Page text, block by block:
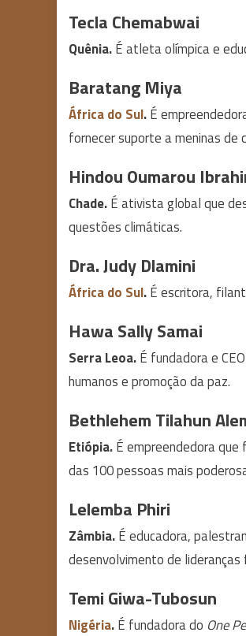
Tecla Chemabwai
Quênia.É atleta olímpica e
Baratang Miya
África do Sul.É
fornecer suporte a meninas de
Hindou Oumarou
Chade.É ativista global que
questões climáticas.
Dra. Judy Dlamini
África do Sul.É escritora,
Hawa Sally Samai
Serra Leoa.É fundadora e
humanos e promoção da paz.
Bethlehem Tilahun
Etiópia.É empreendedora que
das 100 pessoas mais
Lelemba Phiri
Zâmbia.É educadora,
desenvolvimento de
Temi Giwa-Tubosun
Nigéria.É fundadora do One